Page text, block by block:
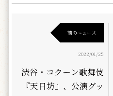
前のニュース
2022/01/25
渋谷・コクーン歌舞伎
『天日坊』、公演グッ